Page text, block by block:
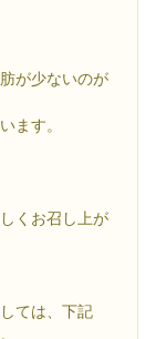
が少ないのが
ます。
くお召し上が
ては、下記